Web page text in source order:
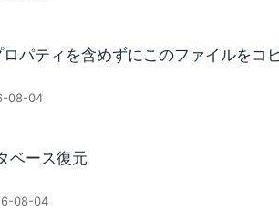
ロパティを含めずにこのファイルをコ
08-04
ベース復元
08-04